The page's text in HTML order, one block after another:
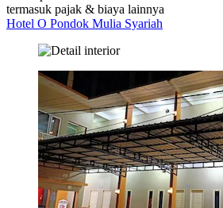
termasuk pajak & biaya lainnya
Hotel O Pondok Mulia Syariah